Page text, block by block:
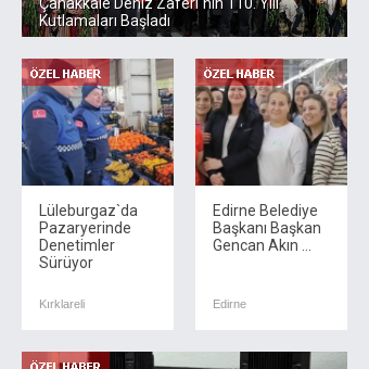
Kutlamaları Başladı
Lüleburgaz`da
Pazaryerinde
Denetimler
Sürüyor
Kırklareli
Edirne Belediye
Başkanı Başkan
Gencan Akın ...
Edirne